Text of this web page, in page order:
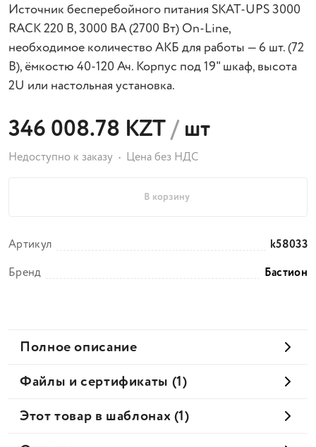
Источник бесперебойного питания SKAT-UPS 3000
RACK 220 В, 3000 ВА (2700 Вт) On-Line,
необходимое количество АКБ для работы — 6 шт. (72
В), ёмкостю 40-120 Ач. Корпус под 19" шкаф, высота
2U или настольная установка.
346 008.78 KZT/шт
Недоступно к заказу Цена без НДС
В корзину
Артикул
k58033
Бренд
Бастион
Полное описание
Файлы и сертификаты (1)
Этот товар в шаблонах (1)